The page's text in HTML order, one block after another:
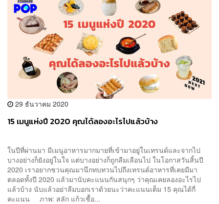
29 ธันวาคม 2020
15 เมนูแห่งปี 2020 คุณได้ลองอะไรไปแล้วบ้าง
ในปีที่ผ่านมา มีเมนูอาหารมากมายที่เข้ามาอยู่ในเทรนด์และจากไป
บางอย่างก็ยังอยู่ในใจ แต่บางอย่างก็ถูกลืมเลือนไป ในโอกาสวันสิ้นปี
2020 เราอยากชวนคุณมานึกทบทวนไปถึงเทรนด์อาหารที่เคยมีมา
ตลอดทั้งปี 2020 แล้วมานับคะแนนกันสนุกๆ ว่าคุณเคยลองอะไรไป
แล้วบ้าง นับแล้วอย่าลืมบอกเราด้วยนะว่าคะแนนเต็ม 15 คุณได้กี่
คะแนน ภาพ: สลัก แก้วเชื้อ...